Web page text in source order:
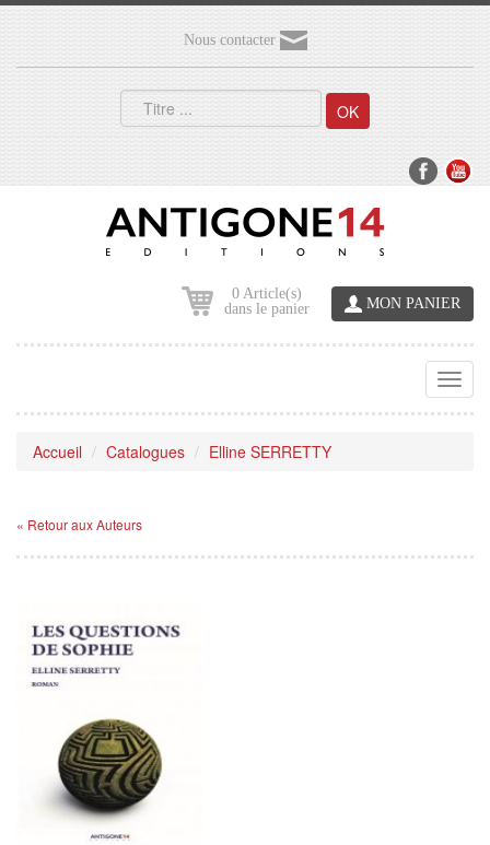
Nous contacter
OK
0 Article(s)
dans le panier
MON PANIER
Accueil Catalogues Elline SERRETTY
« Retour aux Auteurs